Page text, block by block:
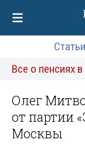
Статьи
Все о пенсиях
Олег
от партии
Москвы